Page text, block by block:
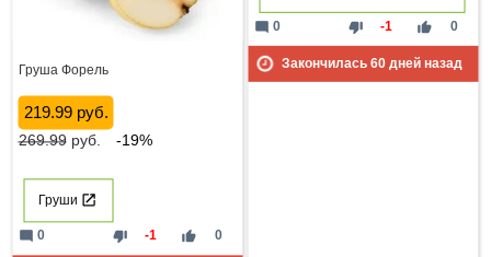
thumb_down -1 thumb_up 0
mode_comment 0
Закончилась 60дней назад
Груша Форель
219.99 руб.
269.99руб. -19%
Груши
thumb_down -1 thumb_up 0
mode_comment 0